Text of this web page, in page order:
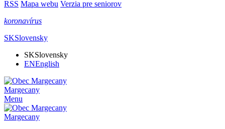
RSS Mapa webu Verzia pre seniorov
koronavírus
SKSlovensky
SKSlovensky
ENEnglish
Margecany
Menu
Margecany